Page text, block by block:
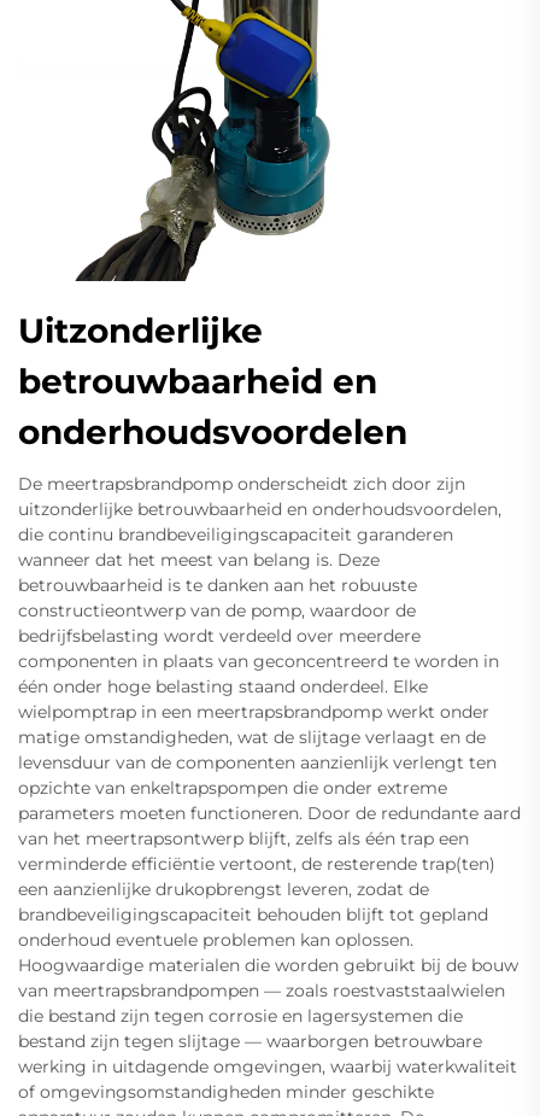
Uitzonderlijke
betrouwbaarheid en
onderhoudsvoordelen
De meertrapsbrandpomp onderscheidt zich door zijn
uitzonderlijke betrouwbaarheid en onderhoudsvoordelen,
die continu brandbeveiligingscapaciteit garanderen
wanneer dat het meest van belang is. Deze
betrouwbaarheid is te danken aan het robuuste
constructieontwerp van de pomp, waardoor de
bedrijfsbelasting wordt verdeeld over meerdere
componenten in plaats van geconcentreerd te worden in
één onder hoge belasting staand onderdeel. Elke
wielpomptrap in een meertrapsbrandpomp werkt onder
matige omstandigheden, wat de slijtage verlaagt en de
levensduur van de componenten aanzienlijk verlengt ten
opzichte van enkeltrapspompen die onder extreme
parameters moeten functioneren. Door de redundante aard
van het meertrapsontwerp blijft, zelfs als één trap een
verminderde efficiëntie vertoont, de resterende trap(ten)
een aanzienlijke drukopbrengst leveren, zodat de
brandbeveiligingscapaciteit behouden blijft tot gepland
onderhoud eventuele problemen kan oplossen.
Hoogwaardige materialen die worden gebruikt bij de bouw
van meertrapsbrandpompen — zoals roestvaststaalwielen
die bestand zijn tegen corrosie en lagersystemen die
bestand zijn tegen slijtage — waarborgen betrouwbare
werking in uitdagende omgevingen, waarbij waterkwaliteit
of omgevingsomstandigheden minder geschikte